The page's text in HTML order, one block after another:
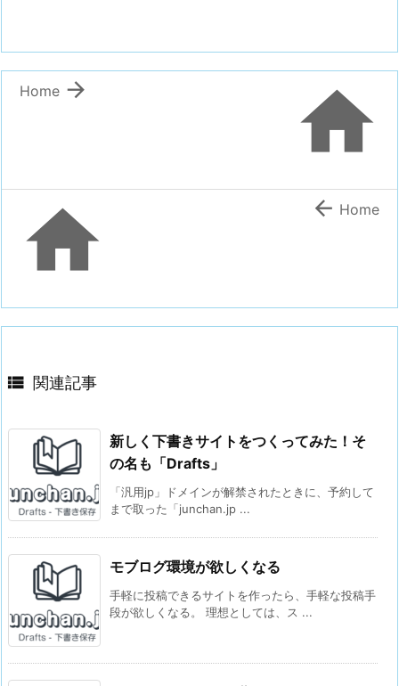


Home
  Home
 関連記事
新しく下書きサイトをつくってみた！そ
の名も「Drafts」
「汎用jp」ドメインが解禁されたときに、予約して
まで取った「junchan.jp ...
モブログ環境が欲しくなる
手軽に投稿できるサイトを作ったら、手軽な投稿手
段が欲しくなる。 理想としては、ス ...